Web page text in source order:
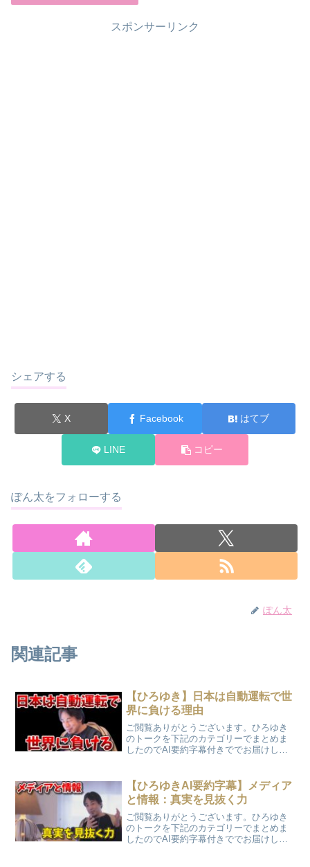
スポンサーリンク
シェアする
X Facebook はてブ
LINE コピー
ぽん太をフォローする
ぽん太
関連記事
【ひろゆき】日本は自動運転で世
界に負ける理由
ご閲覧ありがとうございます。ひろゆき
のトークを下記のカテゴリーでまとめま
したのでAI要約字幕付きででお届けしま
【ひろゆきAI要約字幕】メディア
と情報：真実を見抜く力
ご閲覧ありがとうございます。ひろゆき
のトークを下記のカテゴリーでまとめま
したのでAI要約字幕付きででお届けしま